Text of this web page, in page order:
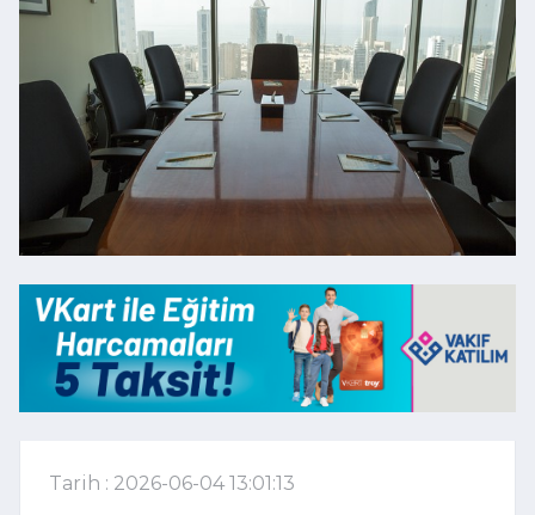
Tarih : 2026-06-04 13:01:13